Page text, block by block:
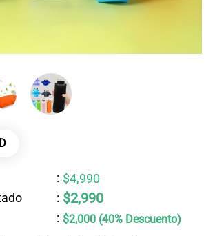
: $4,990
: $2,990
: $2,000 (40% Descuento)